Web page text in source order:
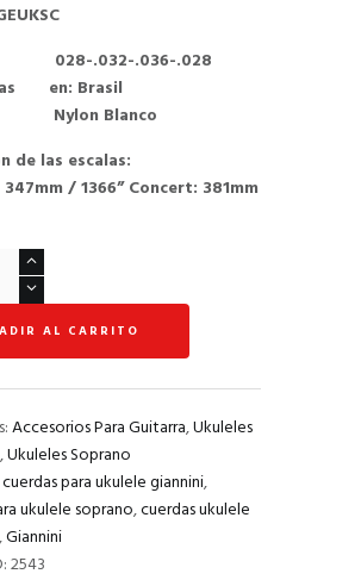
028-.032-.036-.028
en: Brasil
Nylon Blanco
de las escalas:
/ 1366” Concert: 381mm
AL CARRITO
Accesorios Para Guitarra,Ukuleles
,Ukuleles Soprano
cuerdas para ukulele giannini,
ukulele soprano,cuerdas ukulele
,Giannini
2543